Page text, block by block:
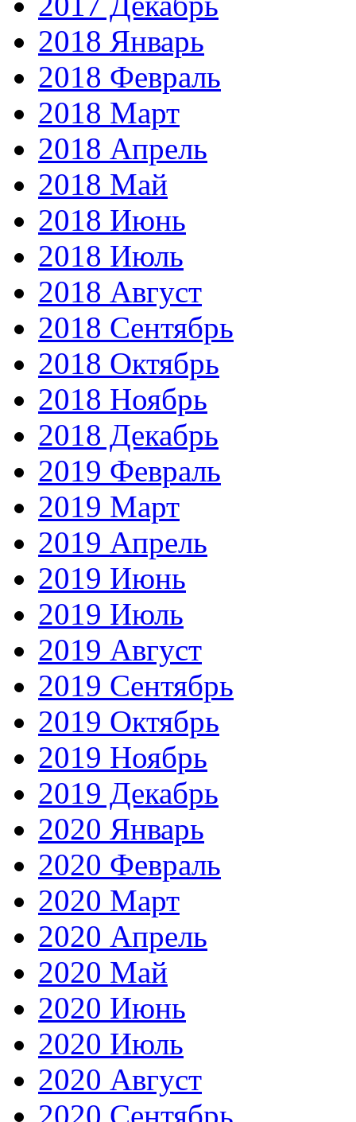
2018 Январь
2018 Февраль
2018 Март
2018 Апрель
2018 Май
2018 Июнь
2018 Июль
2018 Август
2018 Сентябрь
2018 Октябрь
2018 Ноябрь
2018 Декабрь
2019 Февраль
2019 Март
2019 Апрель
2019 Июнь
2019 Июль
2019 Август
2019 Сентябрь
2019 Октябрь
2019 Ноябрь
2019 Декабрь
2020 Январь
2020 Февраль
2020 Март
2020 Апрель
2020 Май
2020 Июнь
2020 Июль
2020 Август
2020 Сентябрь